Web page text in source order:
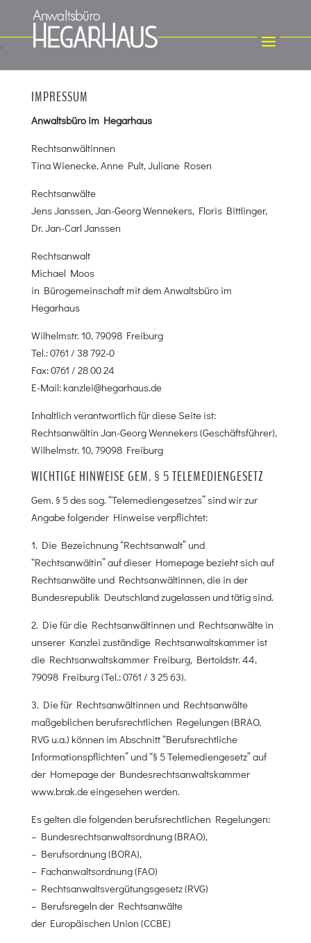
IMPRESSUM
Anwaltsbüro im Hegarhaus
Rechtsanwältinnen
Tina Wienecke, Anne Pult, Juliane Rosen
Rechtsanwälte
Jens Janssen, Jan-Georg Wennekers, Floris Bittlinger,
Dr. Jan-Carl Janssen
Rechtsanwalt
Michael Moos
in Bürogemeinschaft mit dem Anwaltsbüro im
Hegarhaus
Wilhelmstr. 10, 79098 Freiburg
Tel.: 0761 / 38 792-0
Fax: 0761 / 28 00 24
E-Mail: kanzlei@hegarhaus.de
Inhaltlich verantwortlich für diese Seite ist:
Rechtsanwältin Jan-Georg Wennekers (Geschäftsführer),
Wilhelmstr. 10, 79098 Freiburg
WICHTIGE HINWEISE GEM. § 5 TELEMEDIENGESETZ
Gem. § 5 des sog. “Telemediengesetzes” sind wir zur
Angabe folgender Hinweise verpflichtet:
1. Die Bezeichnung “Rechtsanwalt” und
“Rechtsanwältin” auf dieser Homepage bezieht sich auf
Rechtsanwälte und Rechtsanwältinnen, die in der
Bundesrepublik Deutschland zugelassen und tätig sind.
2. Die für die Rechtsanwältinnen und Rechtsanwälte in
unserer Kanzlei zuständige Rechtsanwaltskammer ist
die Rechtsanwaltskammer Freiburg, Bertoldstr. 44,
79098 Freiburg (Tel.: 0761 / 3 25 63).
3. Die für Rechtsanwältinnen und Rechtsanwälte
maßgeblichen berufsrechtlichen Regelungen (BRAO,
RVG u.a.) können im Abschnitt “Berufsrechtliche
Informationspflichten” und “§ 5 Telemediengesetz” auf
der Homepage der Bundesrechtsanwaltskammer
www.brak.de eingesehen werden.
Es gelten die folgenden berufsrechtlichen Regelungen:
– Bundesrechtsanwaltsordnung (BRAO),
– Berufsordnung (BORA),
– Fachanwaltsordnung (FAO)
– Rechtsanwaltsvergütungsgesetz (RVG)
– Berufsregeln der Rechtsanwälte
der Europäischen Union (CCBE)